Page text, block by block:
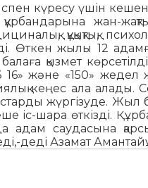
күресу үшін
жан-
құқықтық,
Өткен жылы 12
қызмет көрсетілді.
және «150» жедел
кеңес ала алады.
жүргізуде. Жыл
іс-шара өткізді.
да адам саудасына
деді Азамат